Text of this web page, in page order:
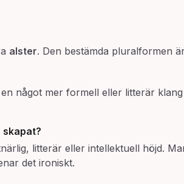
alster. Den bestämda pluralformen
något mer formell eller litterär
skapat?
litterär eller intellektuell höjd.
det ironiskt.